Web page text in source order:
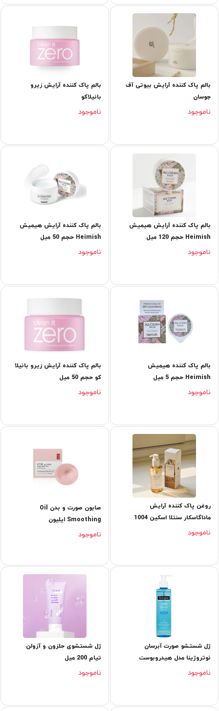
بالم پاک کننده آرایش بیوتی آف
جوسان
ناموجود
بالم پاک کننده آرایش زیرو
بانیلاکو
ناموجود
بالم پاک کننده آرایش هیمیش
Heimish حجم 120 میل
ناموجود
بالم پاک کننده آرایش هیمیش
Heimish حجم 50 میل
ناموجود
بالم پاک کننده هیمیش
Heimish حجم 5 میل
ناموجود
بالم پاک كننده آرایش زیرو بانیلا
کو حجم 50 میل
ناموجود
روغن پاک کننده آرایش
ماداگاسکار سنتلا اسکین 1004
ناموجود
صابون صورت و بدن Oil
Smoothing ایلیون
ناموجود
ژل شستشو صورت آبرسان
نوتروژینا مدل هیدروبوست
ناموجود
ژل شستشوی حلزون و آزولن
تیام 200 میل
ناموجود